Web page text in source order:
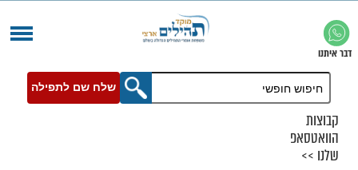
שלח שם לתפילה